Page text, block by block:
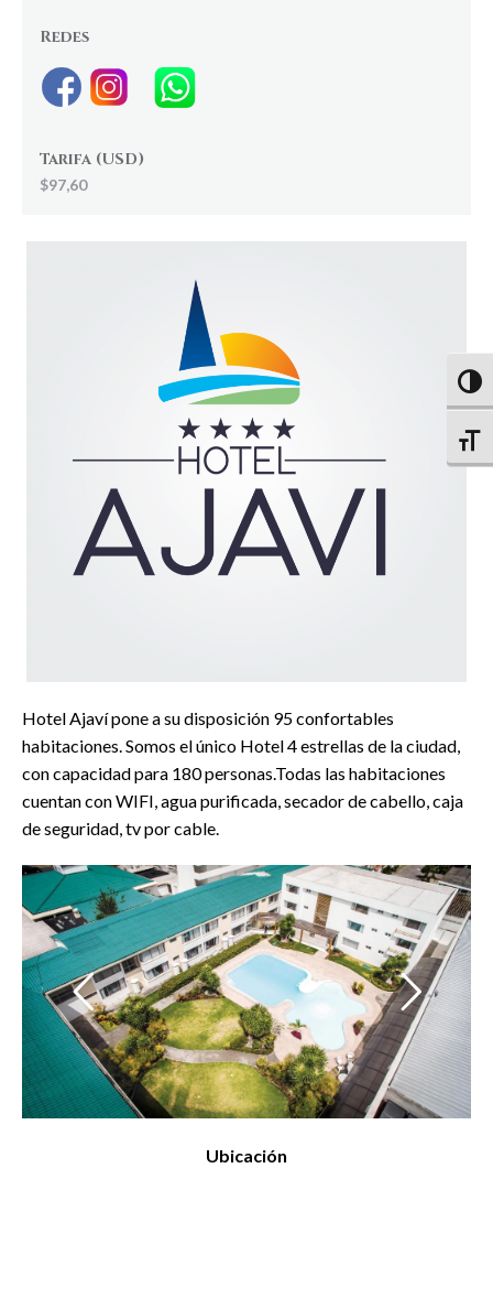
Redes
Tarifa (USD)
$97,60
Hotel Ajaví pone a su disposición 95 confortables
habitaciones. Somos el único Hotel 4 estrellas de la ciudad,
con capacidad para 180 personas.Todas las habitaciones
cuentan con WIFI, agua purificada, secador de cabello, caja
de seguridad, tv por cable.
Ubicación